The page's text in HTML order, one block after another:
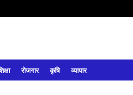
रोजगार कृषि व्यापार